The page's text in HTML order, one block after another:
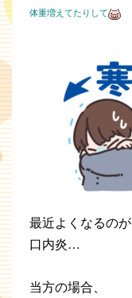
体重増えてたりして
最近よくなるのが
口内炎…
当方の場合、